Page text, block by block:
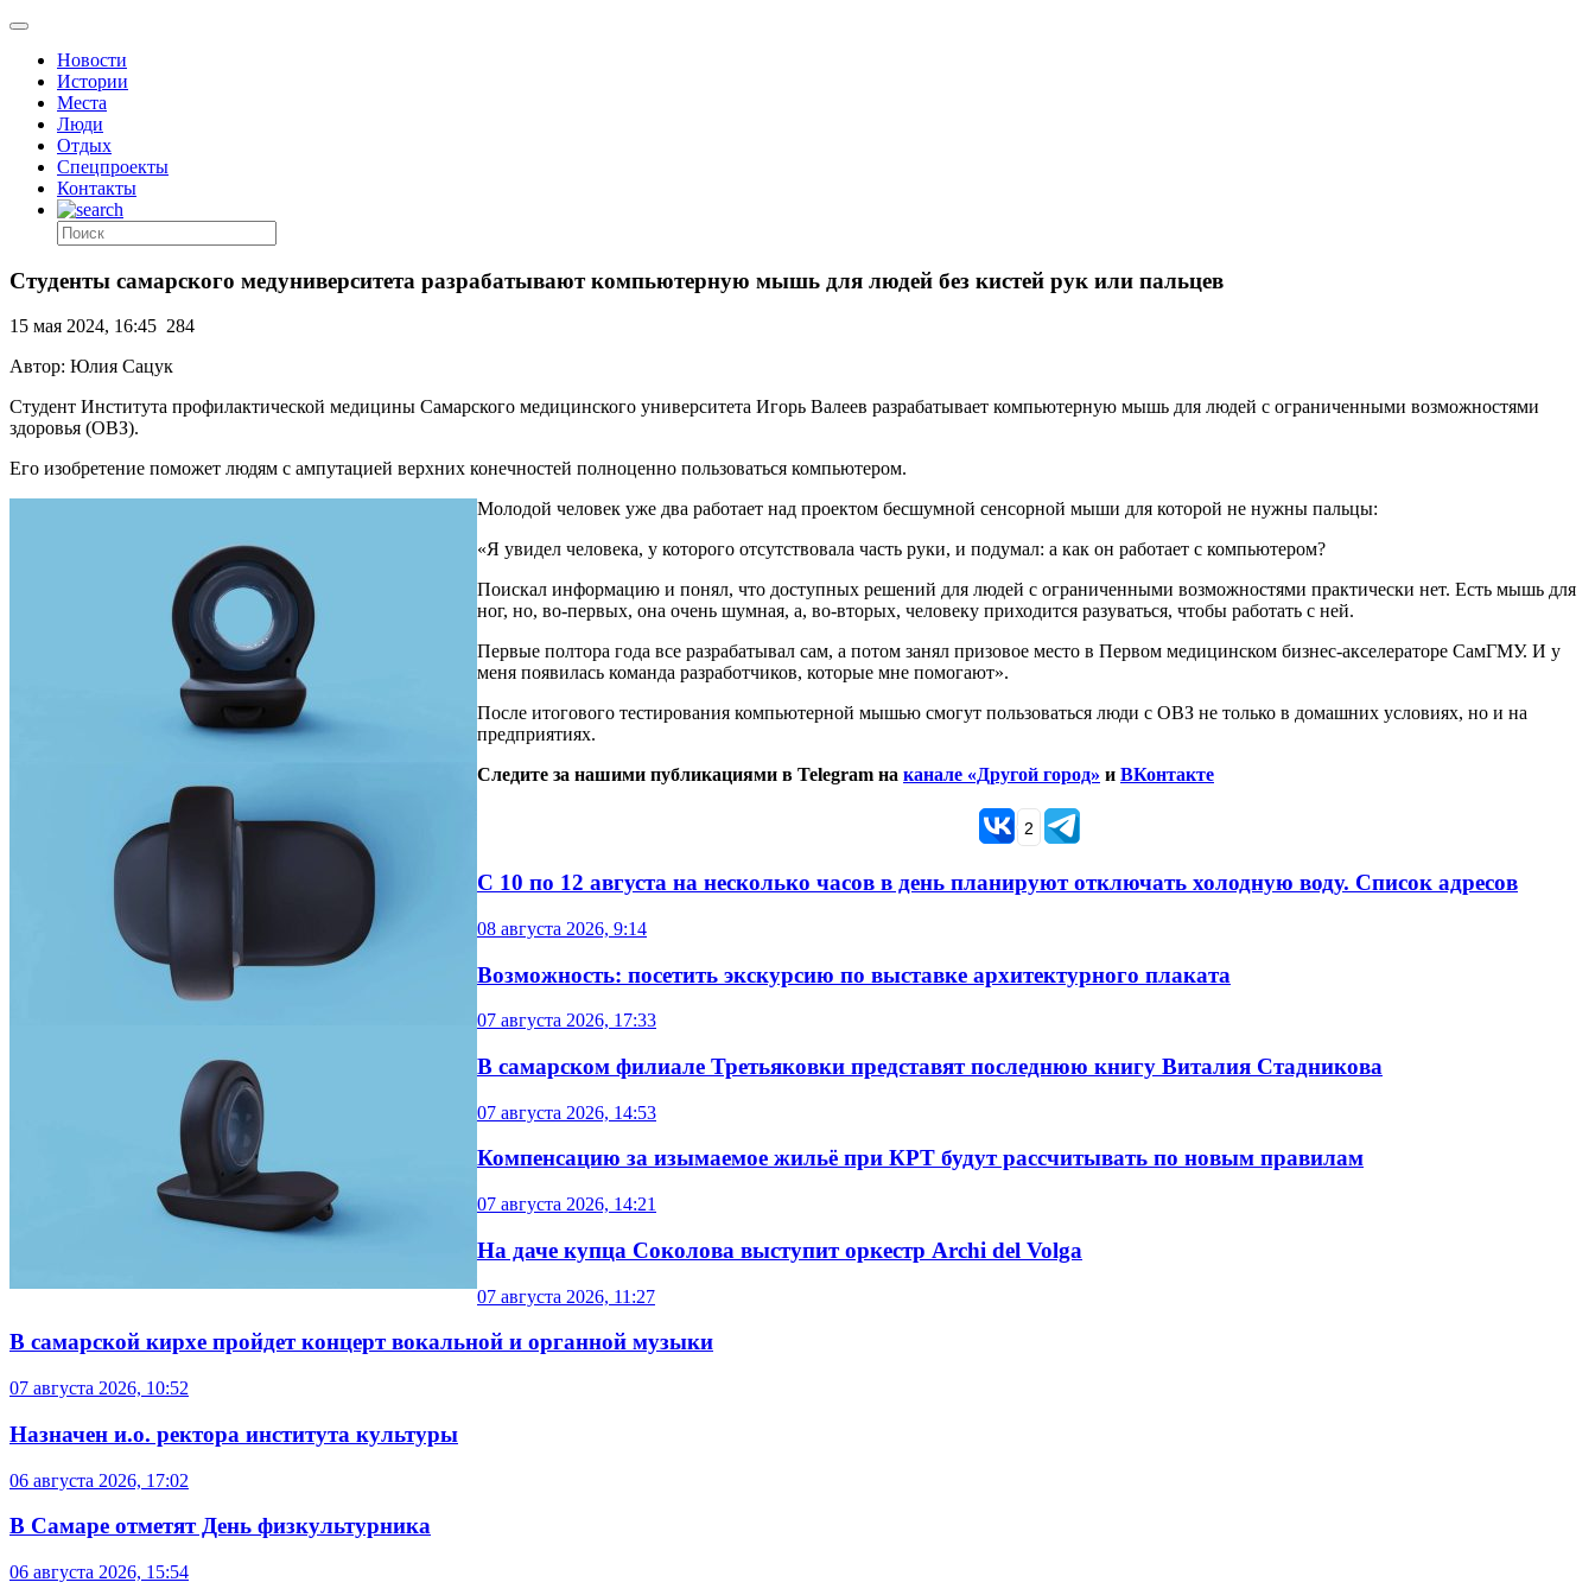
Новости
Истории
Места
Люди
Отдых
Спецпроекты
Контакты
Студенты самарского медуниверситета разрабатывают компьютерную мышь для людей без кистей рук или пальцев
15 мая 2024, 16:45 284
Автор: Юлия Сацук
Студент Института профилактической медицины Самарского медицинского университета Игорь Валеев разрабатывает компьютерную мышь для людей с ограниченными возможностями
здоровья (ОВЗ).
Его изобретение поможет людям с ампутацией верхних конечностей полноценно пользоваться компьютером.
Молодой человек уже два работает над проектом бесшумной сенсорной мыши для которой не нужны пальцы:
«Я увидел человека, у которого отсутствовала часть руки, и подумал: а как он работает с компьютером?
Поискал информацию и понял, что доступных решений для людей с ограниченными возможностями практически нет. Есть мышь для
ног, но, во-первых, она очень шумная, а, во-вторых, человеку приходится разуваться, чтобы работать с ней.
Первые полтора года все разрабатывал сам, а потом занял призовое место в Первом медицинском бизнес-акселераторе СамГМУ. И у
меня появилась команда разработчиков, которые мне помогают».
После итогового тестирования компьютерной мышью смогут пользоваться люди с ОВЗ не только в домашних условиях, но и на
предприятиях.
Следите за нашими публикациями в Telegram на канале «Другой город» и ВКонтакте
2
С 10 по 12 августа на несколько часов в день планируют отключать холодную воду. Список адресов
08 августа 2026, 9:14
Возможность: посетить экскурсию по выставке архитектурного плаката
07 августа 2026, 17:33
В самарском филиале Третьяковки представят последнюю книгу Виталия Стадникова
07 августа 2026, 14:53
Компенсацию за изымаемое жильё при КРТ будут рассчитывать по новым правилам
07 августа 2026, 14:21
На даче купца Соколова выступит оркестр Archi del Volga
07 августа 2026, 11:27
В самарской кирхе пройдет концерт вокальной и органной музыки
07 августа 2026, 10:52
Назначен и.о. ректора института культуры
06 августа 2026, 17:02
В Самаре отметят День физкультурника
06 августа 2026, 15:54